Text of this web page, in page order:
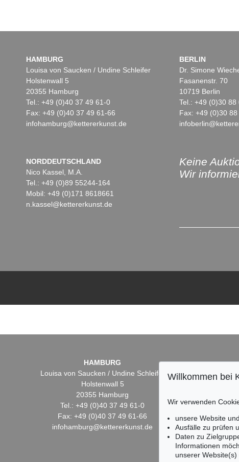
HAMBURG
Louisa von Saucken / Undine Schleifer
Holstenwall 5
20355 Hamburg
Tel.: +49 (0)40 37 49 61-0
Fax: +49 (0)40 37 49 61-66
infohamburg@kettererkunst.de
BERLIN
Dr. Simone
Fasanenstr. 70
10719 Berlin
Tel.: +49 (0)30 88
Fax: +49 (0)30
NORDDEUTSCHLAND
Nico Kassel, M.A.
Tel.: +49 (0)89 55244-164
Mobil: +49 (0)171 8618661
n.kassel@kettererkunst.de
Keine
Wir
HAMBURG
Louisa von Saucken / Undine Schleifer
Holstenwall 5
20355 Hamburg
Tel.: +49 (0)40 37 49 61-0
Fax: +49 (0)40 37 49 61-66
infohamburg@kettererkunst.de
Dr.
Tel.:
Fax:
Willkommen bei
Wir verwenden
unsere Website
Ausfälle zu prüfen
Daten zu
Informationen
unserer